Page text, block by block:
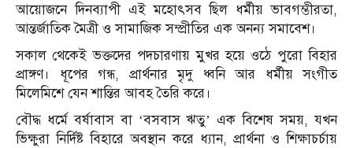
আয়োজনে দিনব্যাপী এই মহোৎসব ছিল ধর্মীয় ভাবগম্ভীরতা,
আন্তর্জাতিক মৈত্রী ও সামাজিক সম্প্রীতির এক অনন্য সমাবেশ।
সকাল থেকেই ভক্তদের পদচারণায় মুখর হয়ে ওঠে পুরো বিহার
প্রাঙ্গণ। ধূপের গন্ধ, প্রার্থনার মৃদু ধ্বনি আর ধর্মীয় সংগীত
মিলেমিশে যেন শান্তির আবহ তৈরি করে।
বৌদ্ধ ধর্মে বর্ষাবাস বা ‘বসবাস ঋতু’ এক বিশেষ সময়, যখন
ভিক্ষুরা নির্দিষ্ট বিহারে অবস্থান করে ধ্যান, প্রার্থনা ও শিক্ষাচর্চায়